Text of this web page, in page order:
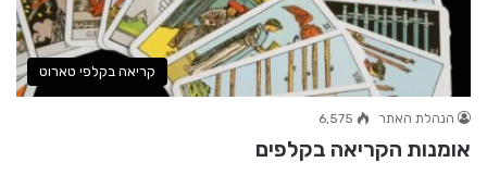
קריאה בקלפי טארוט
הנהלת האתר 6,575
אומנות הקריאה בקלפים